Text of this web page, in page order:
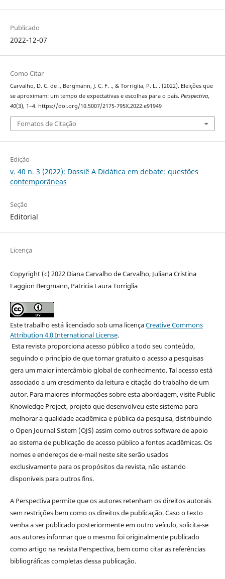
Publicado
2022-12-07
Como Citar
Carvalho, D. C. de ., Bergmann, J. C. F. ., & Torriglia, P. L. . (2022). Eleições que
se aproximam: um tempo de expectativas e escolhas para o país. Perspectiva,
40(3), 1–4. https://doi.org/10.5007/2175-795X.2022.e91949
Fomatos de Citação
Edição
v. 40 n. 3 (2022): Dossiê A Didática em debate: questões
contemporâneas
Seção
Editorial
Licença
Copyright (c) 2022 Diana Carvalho de Carvalho, Juliana Cristina
Faggion Bergmann, Patricia Laura Torriglia
Este trabalho está licenciado sob uma licençaCreative Commons
Attribution 4.0 International License.
Esta revista proporciona acesso público a todo seu conteúdo,
seguindo o princípio de que tornar gratuito o acesso a pesquisas
gera um maior intercâmbio global de conhecimento. Tal acesso está
associado a um crescimento da leitura e citação do trabalho de um
autor. Para maiores informações sobre esta abordagem, visite Public
Knowledge Project, projeto que desenvolveu este sistema para
melhorar a qualidade acadêmica e pública da pesquisa, distribuindo
o Open Journal Sistem (OJS) assim como outros software de apoio
ao sistema de publicação de acesso público a fontes acadêmicas. Os
nomes e endereços de e-mail neste site serão usados
exclusivamente para os propósitos da revista, não estando
disponíveis para outros fins.
A Perspectiva permite que os autores retenham os direitos autorais
sem restrições bem como os direitos de publicação. Caso o texto
venha a ser publicado posteriormente em outro veículo, solicita-se
aos autores informar que o mesmo foi originalmente publicado
como artigo na revista Perspectiva, bem como citar as referências
bibliográficas completas dessa publicação.